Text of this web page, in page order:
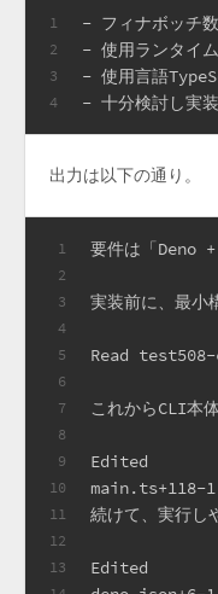
1
2
3
4
- フィナボッチ数
- 使用ランタイ
- 使用言語
- 十分検討し実
出力は以下の通り。
1
2
3
4
5
6
7
8
9
10
11
12
13
要件は「Deno
実装前に、最小
Read
これからCLI本
Edited
main.ts+118-1
続けて、実行し
Edited